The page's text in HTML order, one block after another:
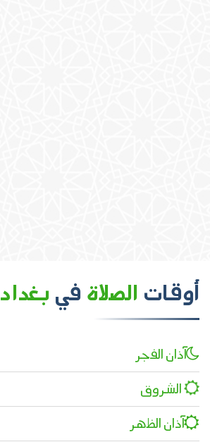
أوقات الصلاة في بغداد
آذان الفجر
الشروق
آذان الظهر